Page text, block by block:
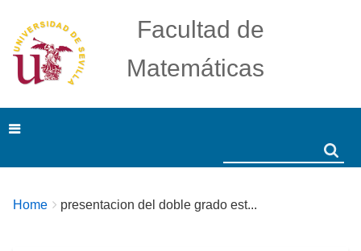
Facultad de
Matemáticas
Breadcrumbs
You
Home presentacion del doble grado est...